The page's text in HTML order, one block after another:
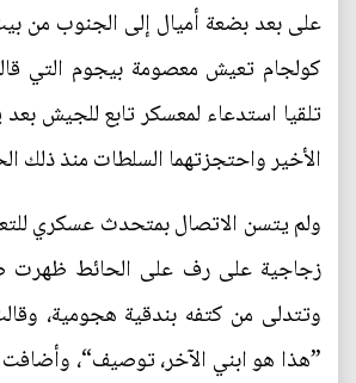
على بعد بضعة أميال إلى الجنوب من
كولجام تعيش معصومة بيجوم التي
تلقيا استدعاء لمعسكر تابع للجيش
الأخير واحتجزتهما السلطات منذ ذلك
ولم يتسن الاتصال بمتحدث عسكري
زجاجية على رف على الحائط ظهرت
وتتدلى من كتفه بندقية هجومية،
”هذا هو ابني الآخر، توصيف“، وأضافت